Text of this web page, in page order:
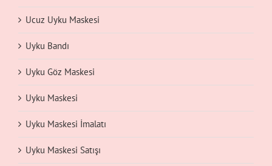
Ucuz Uyku Maskesi
Uyku Bandı
Uyku Göz Maskesi
Uyku Maskesi
Uyku Maskesi İmalatı
Uyku Maskesi Satışı